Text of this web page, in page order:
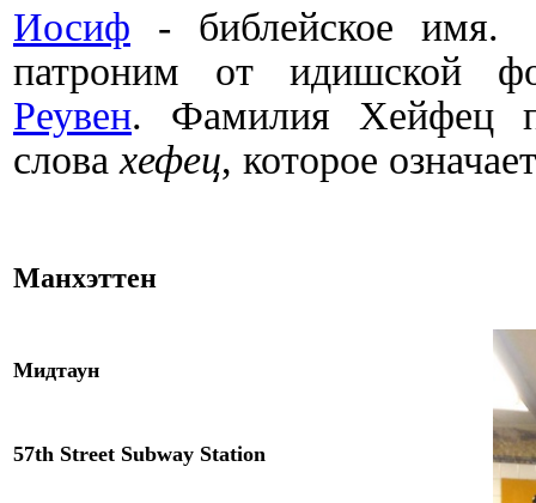
Иосиф - библейское имя.
патроним от идишской
Реувен. Фамилия Хейфец
словахефец, которое
Манхэттен
Мидтаун
57th Street Subway Station